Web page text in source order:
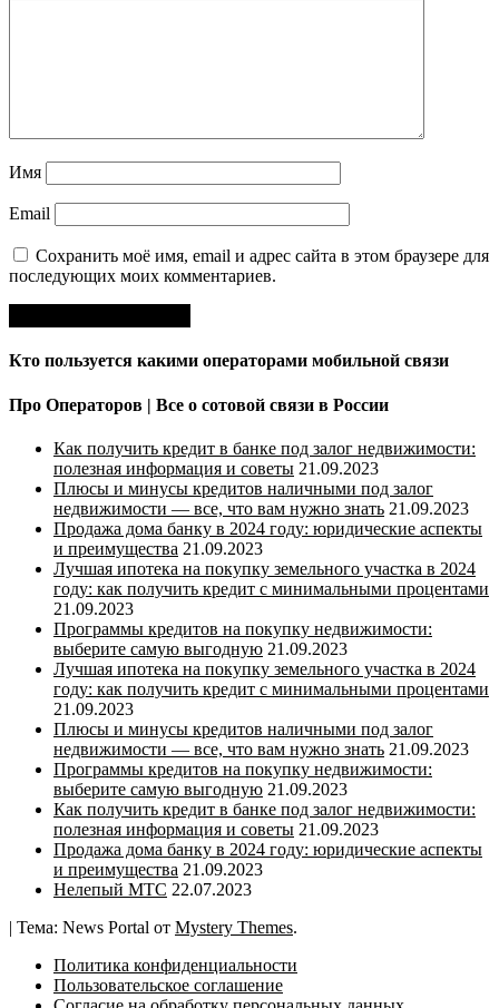
Имя
Email
Сохранить моё имя, email и адрес сайта в этом браузере для
последующих моих комментариев.
Кто пользуется какими операторами мобильной связи
Про Операторов | Все о сотовой связи в России
Как получить кредит в банке под залог недвижимости:
полезная информация и советы 21.09.2023
Плюсы и минусы кредитов наличными под залог
недвижимости — все, что вам нужно знать 21.09.2023
Продажа дома банку в 2024 году: юридические аспекты
и преимущества 21.09.2023
Лучшая ипотека на покупку земельного участка в 2024
году: как получить кредит с минимальными процентами
21.09.2023
Программы кредитов на покупку недвижимости:
выберите самую выгодную 21.09.2023
Лучшая ипотека на покупку земельного участка в 2024
году: как получить кредит с минимальными процентами
21.09.2023
Плюсы и минусы кредитов наличными под залог
недвижимости — все, что вам нужно знать 21.09.2023
Программы кредитов на покупку недвижимости:
выберите самую выгодную 21.09.2023
Как получить кредит в банке под залог недвижимости:
полезная информация и советы 21.09.2023
Продажа дома банку в 2024 году: юридические аспекты
и преимущества 21.09.2023
Нелепый МТС 22.07.2023
| Тема: News Portal от Mystery Themes.
Политика конфиденциальности
Пользовательское соглашение